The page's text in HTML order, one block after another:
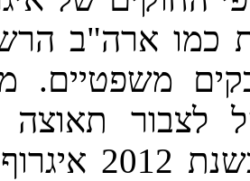
כמו ארה"ב
משפטיים.
לצבור תאוצה
האולימפיים אשר